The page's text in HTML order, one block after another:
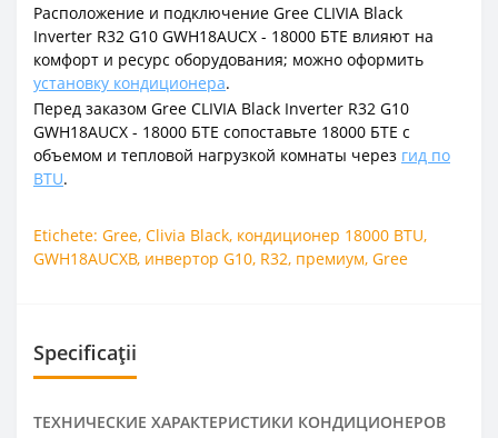
Расположение и подключение Gree CLIVIA Black
Inverter R32 G10 GWH18AUCX - 18000 БТЕ влияют на
комфорт и ресурс оборудования; можно оформить
установку кондиционера.
Перед заказом Gree CLIVIA Black Inverter R32 G10
GWH18AUCX - 18000 БТЕ сопоставьте 18000 БТЕ с
объемом и тепловой нагрузкой комнаты через гид по
BTU.
Etichete: Gree, Clivia Black, кондиционер 18000 BTU,
GWH18AUCXB, инвертор G10, R32, премиум, Gree
Specificații
ТЕХНИЧЕСКИЕ ХАРАКТЕРИСТИКИ КОНДИЦИОНЕРОВ